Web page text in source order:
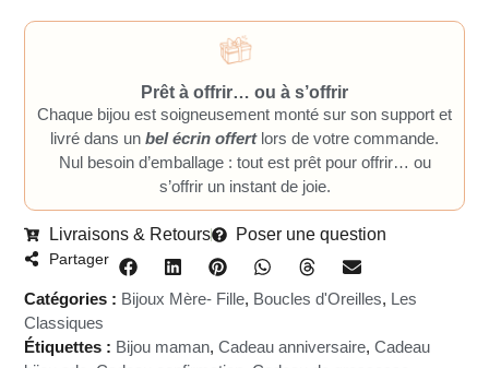
Prêt à offrir… ou à s’offrir
Chaque bijou est soigneusement monté sur son support et
livré dans un bel écrin offertlors de votre commande.
Nul besoin d’emballage : tout est prêt pour offrir… ou
s’offrir un instant de joie.
Livraisons & Retours Poser une question
Partager
Catégories : Bijoux Mère- Fille, Boucles d'Oreilles, Les
Classiques
Étiquettes : Bijou maman,Cadeau anniversaire,Cadeau